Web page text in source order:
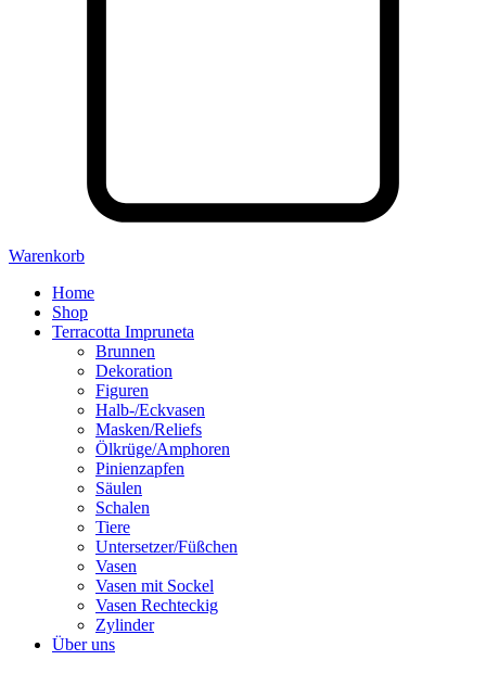
Warenkorb
Home
Shop
Terracotta Impruneta
Brunnen
Dekoration
Figuren
Halb-/Eckvasen
Masken/Reliefs
Ölkrüge/Amphoren
Pinienzapfen
Säulen
Schalen
Tiere
Untersetzer/Füßchen
Vasen
Vasen mit Sockel
Vasen Rechteckig
Zylinder
Über uns